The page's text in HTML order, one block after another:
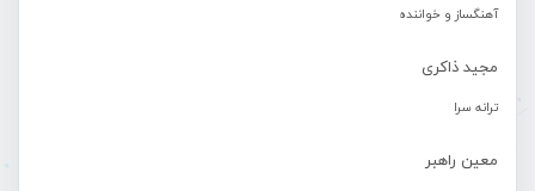
آهنگساز و خواننده
مجید ذاکری
ترانه سرا
معین راهبر